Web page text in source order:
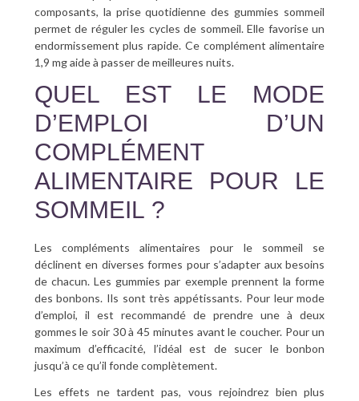
composants, la prise quotidienne des gummies sommeil
permet de réguler les cycles de sommeil. Elle favorise un
endormissement plus rapide. Ce complément alimentaire
1,9 mg aide à passer de meilleures nuits.
QUEL EST LE MODE
D’EMPLOI D’UN
COMPLÉMENT
ALIMENTAIRE POUR LE
SOMMEIL ?
Les compléments alimentaires pour le sommeil se
déclinent en diverses formes pour s’adapter aux besoins
de chacun. Les gummies par exemple prennent la forme
des bonbons. Ils sont très appétissants. Pour leur mode
d’emploi, il est recommandé de prendre une à deux
gommes le soir 30 à 45 minutes avant le coucher. Pour un
maximum d’efficacité, l’idéal est de sucer le bonbon
jusqu’à ce qu’il fonde complètement.
Les effets ne tardent pas, vous rejoindrez bien plus